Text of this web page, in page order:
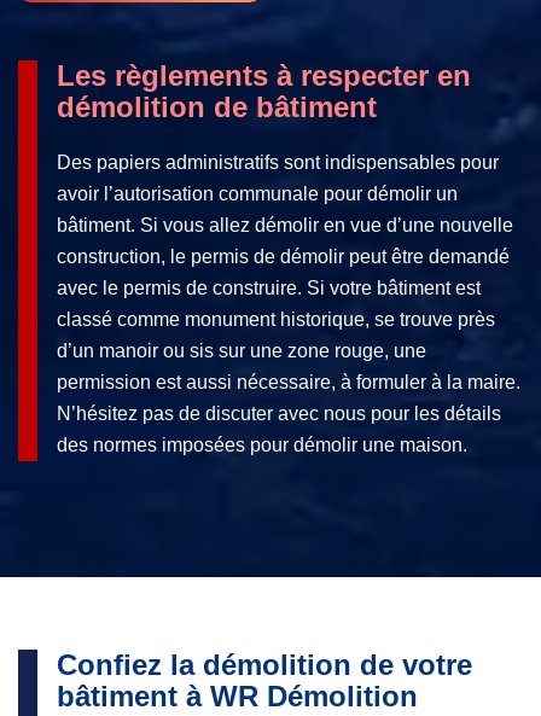
Les règlements à respecter en
démolition de bâtiment
Des papiers administratifs sont indispensables pour
avoir l’autorisation communale pour démolir un
bâtiment. Si vous allez démolir en vue d’une nouvelle
construction, le permis de démolir peut être demandé
avec le permis de construire. Si votre bâtiment est
classé comme monument historique, se trouve près
d’un manoir ou sis sur une zone rouge, une
permission est aussi nécessaire, à formuler à la maire.
N’hésitez pas de discuter avec nous pour les détails
des normes imposées pour démolir une maison.
Confiez la démolition de votre
bâtiment à WR Démolition